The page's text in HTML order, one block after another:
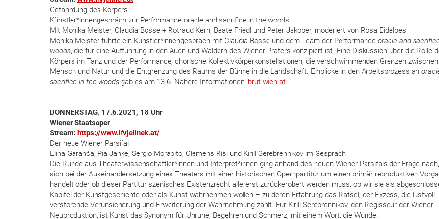
Gefährdung des Körpers
Künstler*innengespräch zur Performance oracle and sacrifice in the woods
Mit Monika Meister, Claudia Bosse + Rotraud Kern, Beate Friedl und Peter Jakober, moderiert von Rosa Eidelpes
Monika Meister führte ein Künstler*innengespräch mit Claudia Bosse und dem Team der Performance oracle and
woods, die für eine Aufführung in den Auen und Wäldern des Wiener Praters konzipiert ist. Eine Diskussion über die Rolle
Körpers im Tanz und der Performance, chorische Kollektivkörperkonstellationen, die verschwimmenden Grenzen zwischen
Mensch und Natur und die Entgrenzung des Raums der Bühne in die Landschaft. Einblicke in den Arbeitsprozess an
sacrifice in the woods gab es am 13.6. Nähere Informationen: brut-wien.at
DONNERSTAG, 17.6.2021, 18 Uhr
Wiener Staatsoper
Stream: https://www.ifvjelinek.at/
Der neue Wiener Parsifal
Elīna Garanča, Pia Janke, Sergio Morabito, Clemens Risi und Kirill Serebrennikov im Gespräch
Die Runde aus Theaterwissenschaftler*innen und Interpret*innen ging anhand des neuen Wiener Parsifals der Frage
sich bei der Auseinandersetzung eines Theaters mit einer historischen Opernpartitur um einen primär reproduktiven
handelt oder ob dieser Partitur szenisches Existenzrecht allererst zurückerobert werden muss: ob wir sie als
Kapitel der Kunstgeschichte oder als Kunst wahrnehmen wollen – zu deren Erfahrung das Rätsel, der Exzess, die lustvoll-
verstörende Verunsicherung und Erweiterung der Wahrnehmung zählt. Für Kirill Serebrennikov, den Regisseur der Wiener
Neuproduktion, ist Kunst das Synonym für Unruhe, Begehren und Schmerz, mit einem Wort: die Wunde.